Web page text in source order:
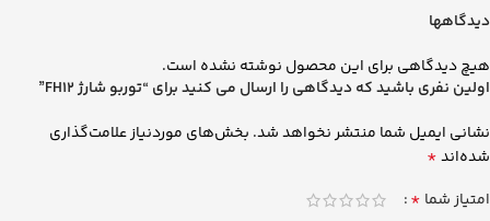
دیدگاهها
هیچ دیدگاهی برای این محصول نوشته نشده است.
اولین نفری باشید که دیدگاهی را ارسال می کنید برای “توربو شارژ FH12”
نشانی ایمیل شما منتشر نخواهد شد. بخش‌های موردنیاز علامت‌گذاری
شده‌اند*
امتیاز شما *